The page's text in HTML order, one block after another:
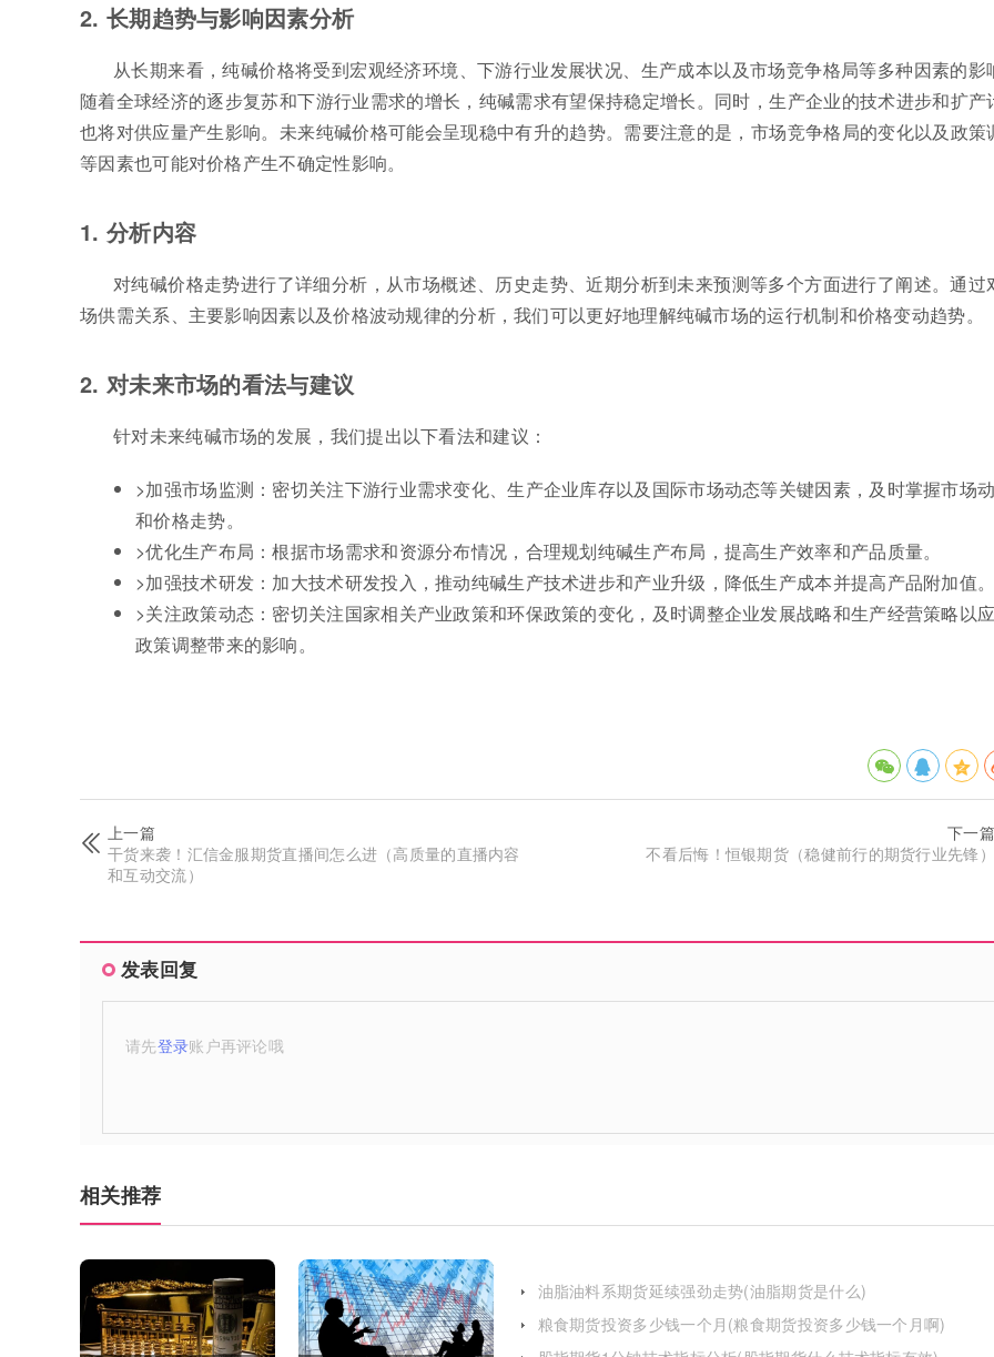
2. 长期趋势与影响因素分析
从长期来看，纯碱价格将受到宏观经济环境、下游行业发展状况、生产成本以及市场竞争格局等多种因素的影
随着全球经济的逐步复苏和下游行业需求的增长，纯碱需求有望保持稳定增长。同时，生产企业的技术进步和扩产
也将对供应量产生影响。未来纯碱价格可能会呈现稳中有升的趋势。需要注意的是，市场竞争格局的变化以及政策
等因素也可能对价格产生不确定性影响。
1. 分析内容
对纯碱价格走势进行了详细分析，从市场概述、历史走势、近期分析到未来预测等多个方面进行了阐述。通过
场供需关系、主要影响因素以及价格波动规律的分析，我们可以更好地理解纯碱市场的运行机制和价格变动趋势。
2. 对未来市场的看法与建议
针对未来纯碱市场的发展，我们提出以下看法和建议：
>加强市场监测：密切关注下游行业需求变化、生产企业库存以及国际市场动态等关键因素，及时掌握市场
和价格走势。
>优化生产布局：根据市场需求和资源分布情况，合理规划纯碱生产布局，提高生产效率和产品质量。
>加强技术研发：加大技术研发投入，推动纯碱生产技术进步和产业升级，降低生产成本并提高产品附加值。
>关注政策动态：密切关注国家相关产业政策和环保政策的变化，及时调整企业发展战略和生产经营策略以
政策调整带来的影响。
上一篇
干货来袭！汇信金服期货直播间怎么进（高质量的直播内容
和互动交流）
下一篇
不看后悔！恒银期货（稳健前行的期货行业先锋）
发表回复
请先登录账户再评论哦
相关推荐
油脂油料系期货延续强劲走势(油脂期货是什么)
粮食期货投资多少钱一个月(粮食期货投资多少钱一个月啊)